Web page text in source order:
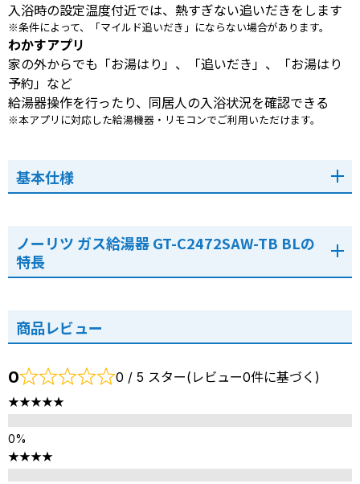
入浴時の設定温度付近では、熱すぎない追いだきをします
※条件によって、「マイルド追いだき」にならない場合があります。
わかすアプリ
家の外からでも「お湯はり」、「追いだき」、「お湯はり
予約」など
給湯器操作を行ったり、同居人の入浴状況を確認できる
※本アプリに対応した給湯機器・リモコンでご利用いただけます。
基本仕様
ノーリツ ガス給湯器 GT-C2472SAW-TB BLの
特長
商品レビュー
0 0 / 5 スター(レビュー0件に基づく)
★★★★★
★★★★